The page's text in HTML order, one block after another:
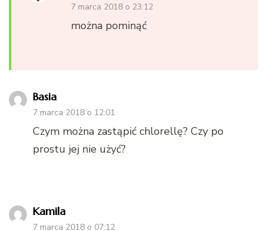
7 marca 2018 o 23:12
można pominąć
Basia
7 marca 2018 o 12:01
Czym można zastąpić chlorellę? Czy po
prostu jej nie użyć?
Kamila
7 marca 2018 o 07:12